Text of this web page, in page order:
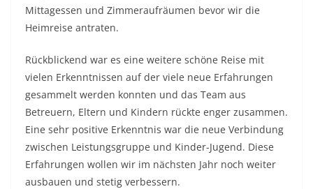
Mittagessen und Zimmeraufräumen bevor wir die
Heimreise antraten.
Rückblickend war es eine weitere schöne Reise mit
vielen Erkenntnissen auf der viele neue Erfahrungen
gesammelt werden konnten und das Team aus
Betreuern, Eltern und Kindern rückte enger zusammen.
Eine sehr positive Erkenntnis war die neue Verbindung
zwischen Leistungsgruppe und Kinder-Jugend. Diese
Erfahrungen wollen wir im nächsten Jahr noch weiter
ausbauen und stetig verbessern.